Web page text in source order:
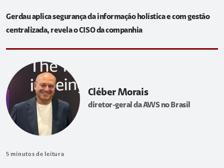
Gerdau aplica segurança da informação holística e com gestão
centralizada, revela o CISO da companhia
Cléber Morais
diretor-geral da AWS no Brasil
5 minutos de leitura